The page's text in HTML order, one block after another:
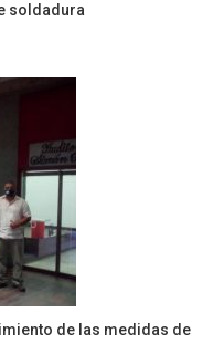
soldadura
de las medidas de